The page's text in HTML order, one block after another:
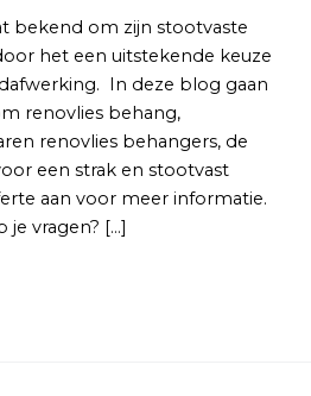
bekend om zijn stootvaste
het een uitstekende keuze
In deze blog gaan
renovlies behang,
renovlies behangers, de
een strak en stootvast
aan voor meer informatie.
je vragen? […]